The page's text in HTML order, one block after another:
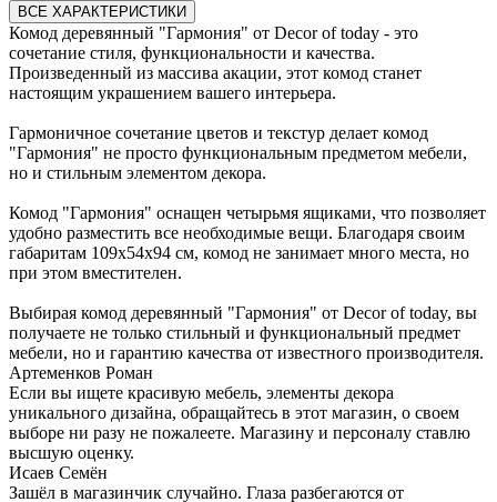
ВСЕ ХАРАКТЕРИСТИКИ
Комод деревянный "Гармония" от Decor of today - это
сочетание стиля, функциональности и качества.
Произведенный из массива акации, этот комод станет
настоящим украшением вашего интерьера.
Гармоничное сочетание цветов и текстур делает комод
"Гармония" не просто функциональным предметом мебели,
но и стильным элементом декора.
Комод "Гармония" оснащен четырьмя ящиками, что позволяет
удобно разместить все необходимые вещи. Благодаря своим
габаритам 109х54х94 см, комод не занимает много места, но
при этом вместителен.
Выбирая комод деревянный "Гармония" от Decor of today, вы
получаете не только стильный и функциональный предмет
мебели, но и гарантию качества от известного производителя.
Артеменков Роман
Если вы ищете красивую мебель, элементы декора
уникального дизайна, обращайтесь в этот магазин, о своем
выборе ни разу не пожалеете. Магазину и персоналу ставлю
высшую оценку.
Исаев Семён
Зашёл в магазинчик случайно. Глаза разбегаются от